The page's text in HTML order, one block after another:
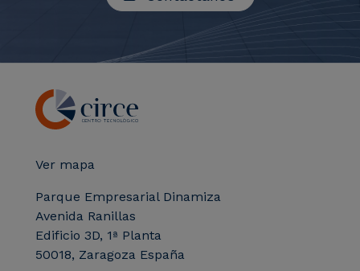
Ver mapa
Parque Empresarial Dinamiza
Avenida Ranillas
Edificio 3D, 1ª Planta
50018, Zaragoza España